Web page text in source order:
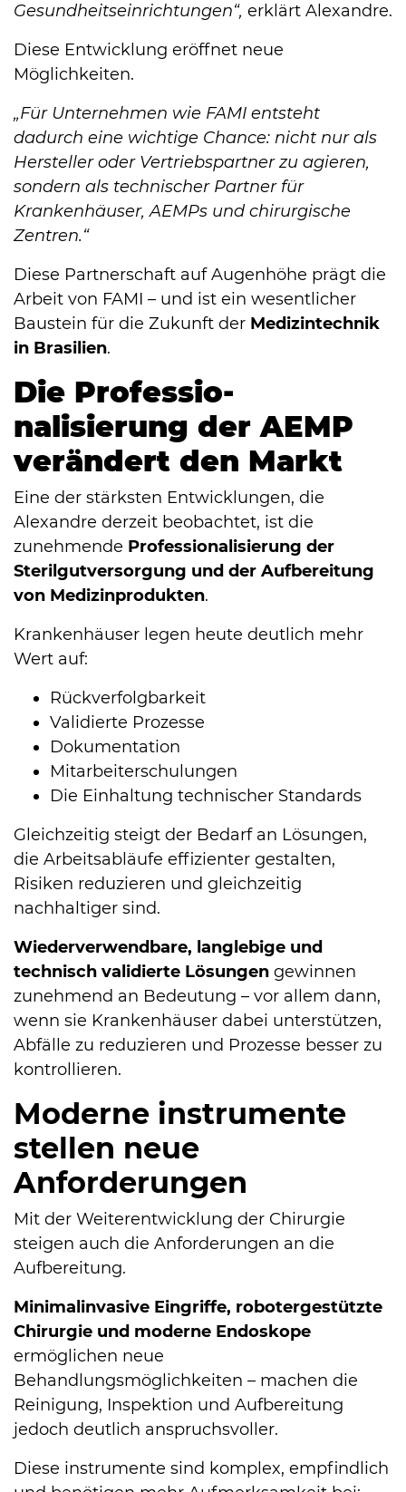
Gesundheitseinrichtungen“, erklärt Alexandre.
Diese Entwicklung eröffnet neue
Möglichkeiten.
„Für Unternehmen wie FAMI entsteht
dadurch eine wichtige Chance: nicht nur als
Hersteller oder Vertriebspartner zu agieren,
sondern als technischer Partner für
Krankenhäuser, AEMPs und chirurgische
Zentren.“
Diese Partnerschaft auf Augenhöhe prägt die
Arbeit von FAMI – und ist ein wesentlicher
Baustein für die Zukunft der Medizintechnik
in Brasilien.
Die Pro­fes­sio­
nalisierung der AEMP
verändert den Markt
Eine der stärksten Entwicklungen, die
Alexandre derzeit beobachtet, ist die
zunehmende Pro­fes­sio­nalisierung der
Sterilgutversorgung und der Aufbereitung
von Medizinprodukten.
Krankenhäuser legen heute deutlich mehr
Wert auf:
Rückverfolgbarkeit
Validierte Prozesse
Dokumentation
Mitarbeiterschulungen
Die Einhaltung technischer Standards
Gleichzeitig steigt der Bedarf an Lösungen,
die Arbeitsabläufe effizienter gestalten,
Risiken reduzieren und gleichzeitig
nachhaltiger sind.
Wiederverwendbare, langlebige und
technisch validierte Lösungen gewinnen
zunehmend an Bedeutung – vor allem dann,
wenn sie Krankenhäuser dabei unterstützen,
Abfälle zu reduzieren und Prozesse besser zu
kontrollieren.
Moderne in­stru­mente
stellen neue
Anforderungen
Mit der Weiterentwicklung der Chirurgie
steigen auch die Anforderungen an die
Aufbereitung.
Minimalinvasive Eingriffe, robotergestützte
Chirurgie und moderne Endoskope
ermöglichen neue
Behandlungsmöglichkeiten – machen die
Reinigung, Inspektion und Aufbereitung
jedoch deutlich anspruchsvoller.
Diese in­stru­mente sind komplex, empfindlich